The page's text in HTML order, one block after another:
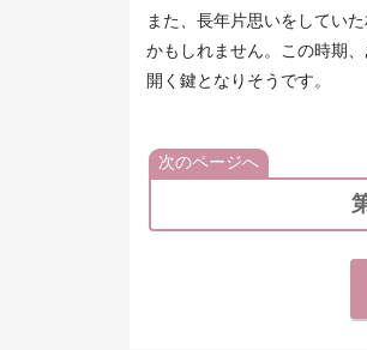
また、長年片思いをしてい
かもしれません。この時期
開く鍵となりそうです。
次のページへ